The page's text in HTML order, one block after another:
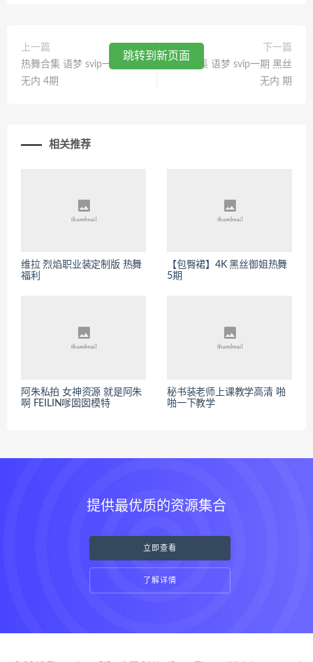
上一篇
热舞合集 语梦 svip一期 黑丝
无内 4期
下一篇
热舞合集 语梦 svip一期 黑丝
无内 期
相关推荐
维拉 烈焰职业装定制版 热舞
福利
【包臀裙】4K 黑丝御姐热舞
5期
阿朱私拍 女神资源 就是阿朱
啊 FEILIN嗲囡囡模特
秘书装老师上课教学高清 啪
啪一下教学
提供最优质的资源集合
立即查看
了解详情
跳转到新页面